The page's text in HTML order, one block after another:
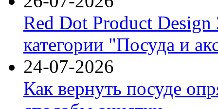
Red Dot Product Design
категории "Посуда и
24-07-2026
Как вернуть посуде